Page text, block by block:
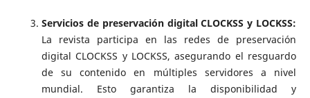
Servicios de preservación digital CLOCKSS y LOCKSS:
La revista participa en las redes de preservación
digital CLOCKSS y LOCKSS, asegurando el resguardo
de su contenido en múltiples servidores a nivel
mundial. Esto garantiza la disponibilidad y